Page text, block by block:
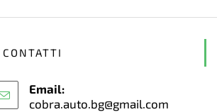
CONTATTI
Email:
cobra.auto.bg@gmail.comOpens